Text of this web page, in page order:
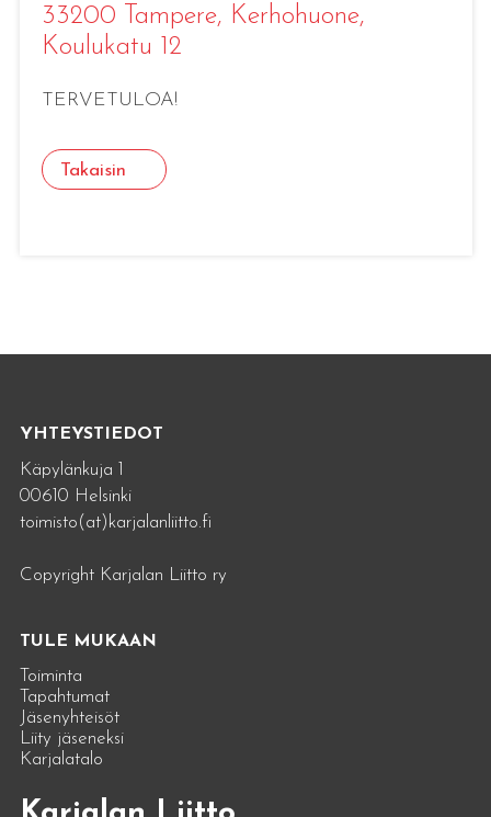
33200 Tampere, Kerhohuone,
Koulukatu 12
TERVETULOA!
Takaisin
YHTEYSTIEDOT
Käpylänkuja 1
00610 Helsinki
toimisto(at)karjalanliitto.fi
Copyright Karjalan Liitto ry
TULE MUKAAN
Toiminta
Tapahtumat
Jäsenyhteisöt
Liity jäseneksi
Karjalatalo